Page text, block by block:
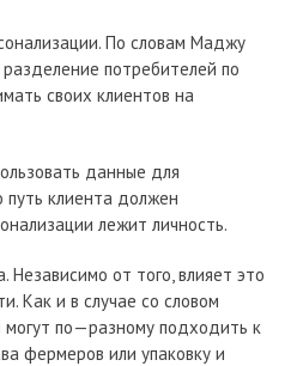
По словам Маджу
потребителей по
своих клиентов на
данные для
клиента должен
лежит личность.
Независимо от того, влияет это
Как и в случае со словом
могут по—разному подходить к
фермеров или упаковку и